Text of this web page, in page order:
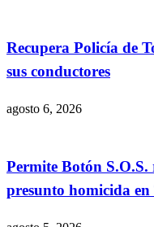
Recupera Policía de
sus conductores
agosto 6, 2026
Permite Botón
presunto homicida en